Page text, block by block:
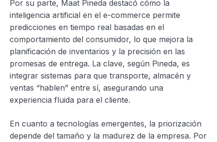
Por su parte, Maat Pineda destacó cómo la
inteligencia artificial en el e-commerce permite
predicciones en tiempo real basadas en el
comportamiento del consumidor, lo que mejora la
planificación de inventarios y la precisión en las
promesas de entrega. La clave, según Pineda, es
integrar sistemas para que transporte, almacén y
ventas “hablen” entre sí, asegurando una
experiencia fluida para el cliente.
En cuanto a tecnologías emergentes, la priorización
depende del tamaño y la madurez de la empresa. Por